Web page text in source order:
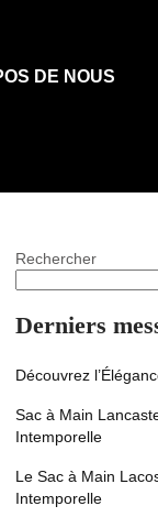
DE NOUS
Rechercher
Derniers
Découvrez
Sac à Main
Intemporelle
Le Sac à Main
Intemporelle